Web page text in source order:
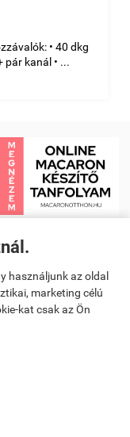
használjunk az oldal
marketing célú
kat csak az Ön
• 40 dkg
pár kanál • ...
|Kezdőlap
tanfolyam|
oktató alkalmazás